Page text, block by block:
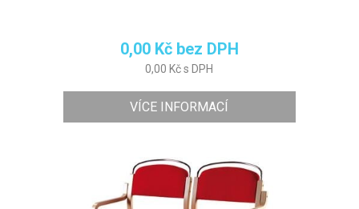
0,00 Kč bez DPH
0,00 Kč s DPH
VÍCE INFORMACÍ